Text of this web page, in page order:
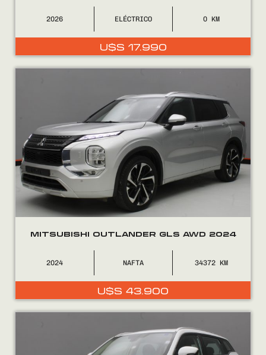
2026 ELÉCTRICO 0
U$S 17.990
MITSUBISHI OUTLANDER GLS AWD 2024
2024 NAFTA 34372
U$S 43.900